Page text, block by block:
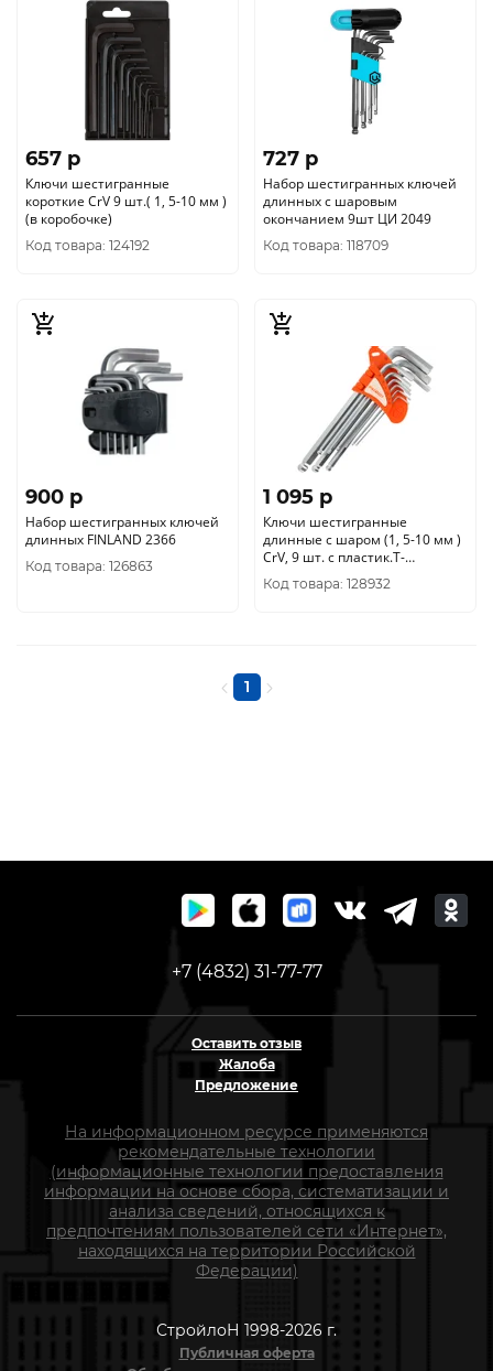
657 p
Ключи шестигранные
короткие CrV 9 шт.( 1, 5-10 мм )
(в коробочке)
Код товара: 124192
727 p
Набор шестигранных ключей
длинных с шаровым
окончанием 9шт ЦИ 2049
Код товара: 118709
900 p
Набор шестигранных ключей
длинных FINLAND 2366
Код товара: 126863
1 095 p
Ключи шестигранные
длинные c шаром (1, 5-10 мм )
CrV, 9 шт. с пластик.Т-
обр.ручкой 64198
Код товара: 128932
1
+7 (4832) 31-77-77
Оставить отзыв
Жалоба
Предложение
На информационном ресурсе применяются
рекомендательные технологии
(информационные технологии предоставления
информации на основе сбора, систематизации и
анализа сведений, относящихся к
предпочтениям пользователей сети «Интернет»,
находящихся на территории Российской
Федерации)
СтройлоН 1998-2026 г.
Публичная оферта